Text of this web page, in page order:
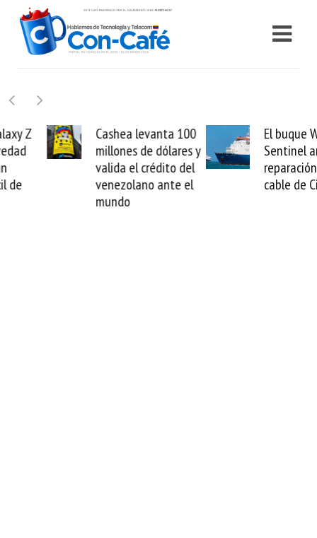
Cashea levanta 100
millones de dólares y
valida el crédito del
venezolano ante el
El buque Wave
Sentinel arranca la
reparación del
cable de Cirion